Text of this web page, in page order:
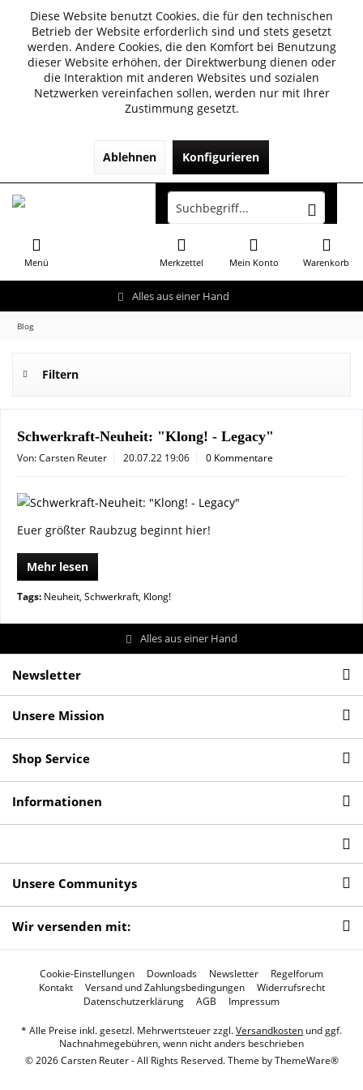
Diese Website benutzt Cookies, die für den technischen
Betrieb der Website erforderlich sind und stets gesetzt
werden. Andere Cookies, die den Komfort bei Benutzung
dieser Website erhöhen, der Direktwerbung dienen oder
die Interaktion mit anderen Websites und sozialen
Netzwerken vereinfachen sollen, werden nur mit Ihrer
Zustimmung gesetzt.
Ablehnen Konfigurieren
Alles aus einer Hand
Menü Warenkorb
Merkzettel Mein Konto
Blog
Filtern
Schwerkraft-Neuheit: "Klong! - Legacy"
Von: Carsten Reuter 20.07.22 19:06 0 Kommentare
Euer größter Raubzug beginnt hier!
Mehr lesen
Tags: Neuheit, Schwerkraft, Klong!
Alles aus einer Hand
Newsletter
Unsere Mission
Shop Service
Informationen
Unsere Communitys
Wir versenden mit:
Cookie-Einstellungen Downloads Newsletter
Regelforum
Kontakt
Versand und Zahlungsbedingungen
Widerrufsrecht
Datenschutzerklärung
AGB Impressum
* Alle Preise inkl. gesetzl. Mehrwertsteuer zzgl.Versandkosten und ggf.
Nachnahmegebühren, wenn nicht anders beschrieben
© 2026 Carsten Reuter - All Rights Reserved. Theme byThemeWare®